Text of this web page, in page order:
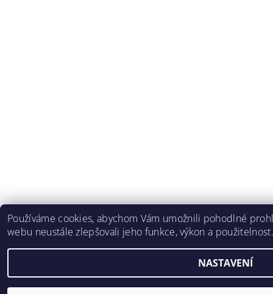
Používáme cookies, abychom Vám umožnili pohodlné
webu neustále zlepšovali jeho funkce, výkon a
NASTAVENÍ